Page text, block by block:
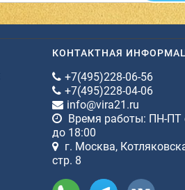
КОНТАКТНАЯ
+7(495)228-06-56
+7(495)228-04-06
info@vira21.ru
Время работы: ПН-ПТ
до 18:00
г. Москва,
стр. 8